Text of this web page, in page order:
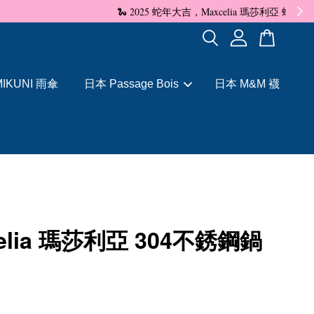
雨傘 日本 Passage Bois 日本 M&M 襪
瑪莎利亞 304不銹鋼鍋